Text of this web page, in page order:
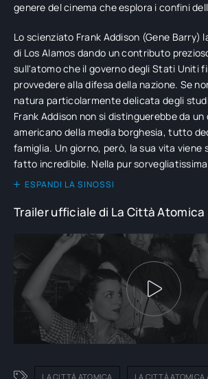
genere del cinema che esplora i confini
Lo scienziato Frank Addison (Gene Barry)
di Los Alamos dando un contributo
sull'atomo che il governo degli Stati Uniti
provvedere alla difesa della nazione. Se
natura particolarmente delicata degli
Frank Addison non si distinguerebbe da
americano della media borghesia, tutto
famiglia. Un giorno, però, la sua vita viene
fatto incredibile. Nella pur
gruppo di spie comuniste è riuscito a
inaudito: se Addison non rivelerà ai
ritorno a casa...
ESPANDI LA SINOSSI
Trailer ufficiale di La Città Atomica
LA CITTÀ ATOMICA LA CITTÀ ATOMICA